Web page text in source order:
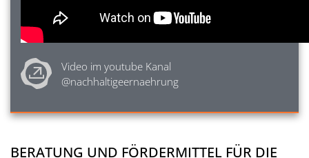
Video im youtube Kanal
@nachhaltigeernaehrung
BERATUNG UND FÖRDERMITTEL FÜR DIE